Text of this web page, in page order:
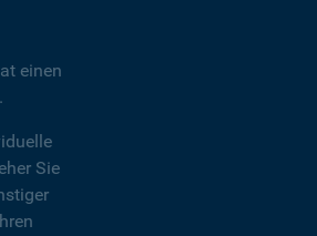
einen
Sie